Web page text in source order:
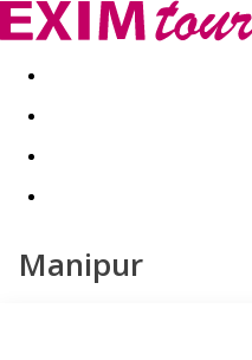
Akční nabídky Last minute
Manipur